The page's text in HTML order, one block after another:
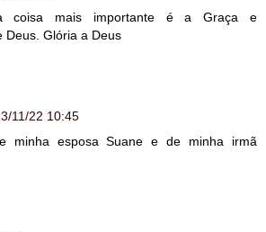
coisa mais importante é a Graça e
Deus. Glória a Deus
3/11/22 10:45
minha esposa Suane e de minha irmã